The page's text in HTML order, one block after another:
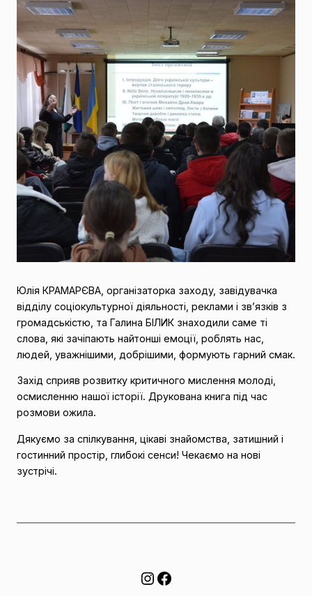
Юлія КРАМАРЄВА, організаторка заходу, завідувачка
відділу соціокультурної діяльності, реклами і зв’язків з
громадськістю, та Галина БІЛИК знаходили саме ті
слова, які зачіпають найтонші емоції, роблять нас,
людей, уважнішими, добрішими, формують гарний смак.
Захід сприяв розвитку критичного мислення молоді,
осмисленню нашої історії. Друкована книга під час
розмови ожила.
Дякуємо за спілкування, цікаві знайомства, затишний і
гостинний простір, глибокі сенси! Чекаємо на нові
зустрічі.